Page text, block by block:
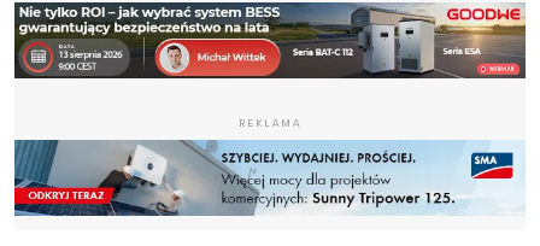
REKLAMA